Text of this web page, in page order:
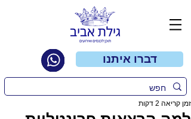
דברו איתנו
זמן קריאה 2 דקות